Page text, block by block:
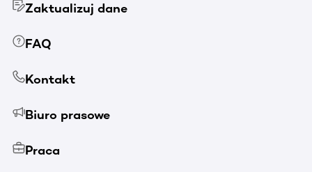
Zaktualizuj dane
FAQ
Kontakt
Biuro prasowe
Praca